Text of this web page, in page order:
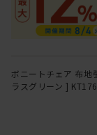
ボニートチェア 布
ラスグリーン ]